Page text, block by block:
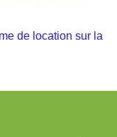
de location sur la